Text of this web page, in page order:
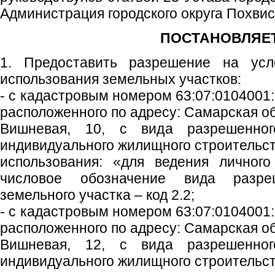
Администрация городского округа
1. Предоставить разрешение на
использования земельных участков:
- с кадастровым номером
расположенного по адресу: Самарская
Вишневая, 10, с вида
индивидуального жилищного
использования: «для ведения
числовое обозначение вида
земельного участка – код 2.2;
- с кадастровым номером
расположенного по адресу: Самарская
Вишневая, 12, с вида
индивидуального жилищного